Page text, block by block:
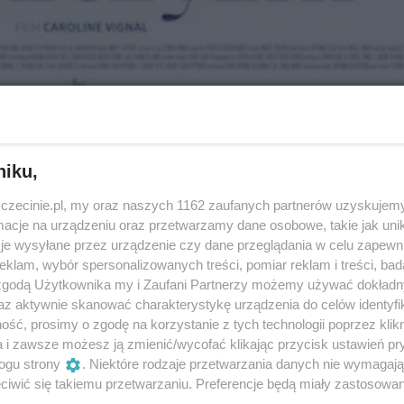
Za ile?
20/22 zł
córki i udany biznes. Niestety w jej
także w łóżku.
my oraz naszych 1162 zaufanych partnerów
na urządzeniu oraz przetwarzamy dane osobowe, takie jak
wysyłane przez urządzenie czy dane przeglądania w celu
wybór spersonalizowanych treści, pomiar reklam i treści,
Użytkownika my i Zaufani Partnerzy możemy używać
aktywnie skanować charakterystykę urządzenia do celów
prosimy o zgodę na korzystanie z tych technologii poprzez
i zawsze możesz ją zmienić/wycofać klikając przycisk ustawień
strony
. Niektóre rodzaje przetwarzania danych nie
się takiemu przetwarzaniu. Preferencje będą miały